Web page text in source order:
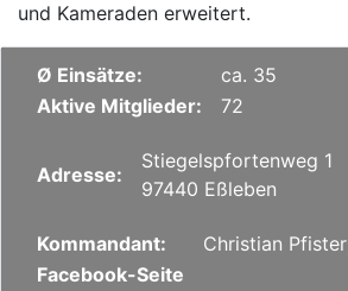
und Kameraden erweitert.
Ø Einsätze:
ca. 35
Aktive Mitglieder:
72
Adresse:
Stiegelspfortenweg 1
97440 Eßleben
Kommandant:
Christian Pfister
Facebook-Seite